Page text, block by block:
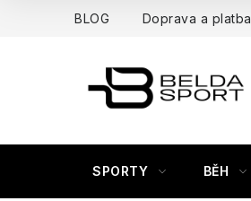
BLOG Doprava a platba
SPORTY BĚH